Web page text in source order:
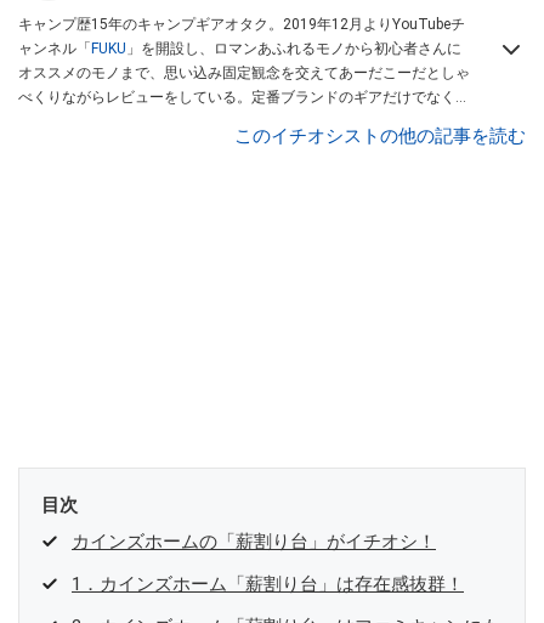
キャンプ歴15年のキャンプギアオタク。2019年12月よりYouTubeチ
ャンネル「 FUKU 」を開設し、ロマンあふれるモノから初心者さんに
オススメのモノまで、思い込み固定観念を交えてあーだこーだとしゃ
べくりながらレビューをしている。定番ブランドのギアだけでなく
このイチオシストの他の記事を読む
目次
カインズホームの「薪割り台」がイチオシ！
1．カインズホーム「薪割り台」は存在感抜群！